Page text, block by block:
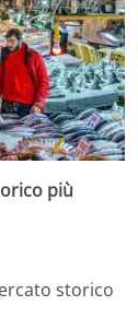
più
storico